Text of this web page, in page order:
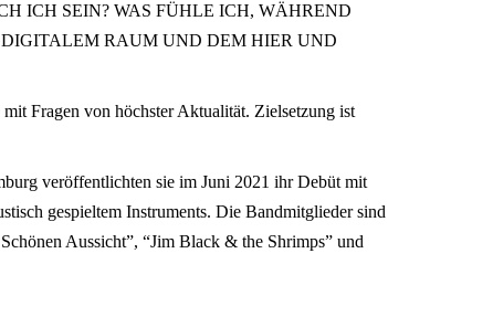
ICH SEIN? WAS FÜHLE ICH, WÄHREND
RAUM UND DEM HIER UND
Fragen von höchster Aktualität. Zielsetzung ist
veröffentlichten sie im Juni 2021 ihr Debüt mit
gespieltem Instruments. Die Bandmitglieder sind
Aussicht”, “Jim Black & the Shrimps” und